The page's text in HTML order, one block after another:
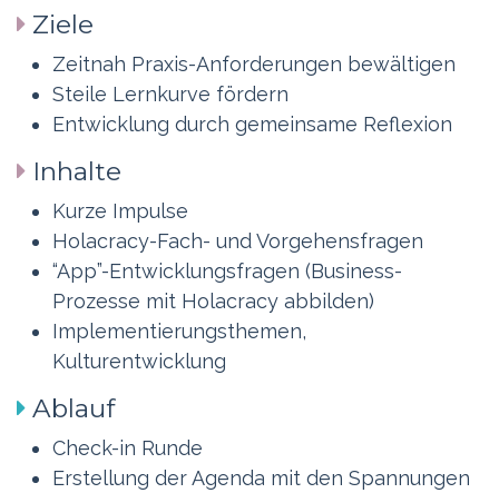
Ziele
Zeitnah Praxis-Anforderungen bewältigen
Steile Lernkurve fördern
Entwicklung durch gemeinsame Reflexion
Inhalte
Kurze Impulse
Holacracy-Fach- und Vorgehensfragen
“App”-Entwicklungsfragen (Business-
Prozesse mit Holacracy abbilden)
Implementierungsthemen,
Kulturentwicklung
Ablauf
Check-in Runde
Erstellung der Agenda mit den Spannungen